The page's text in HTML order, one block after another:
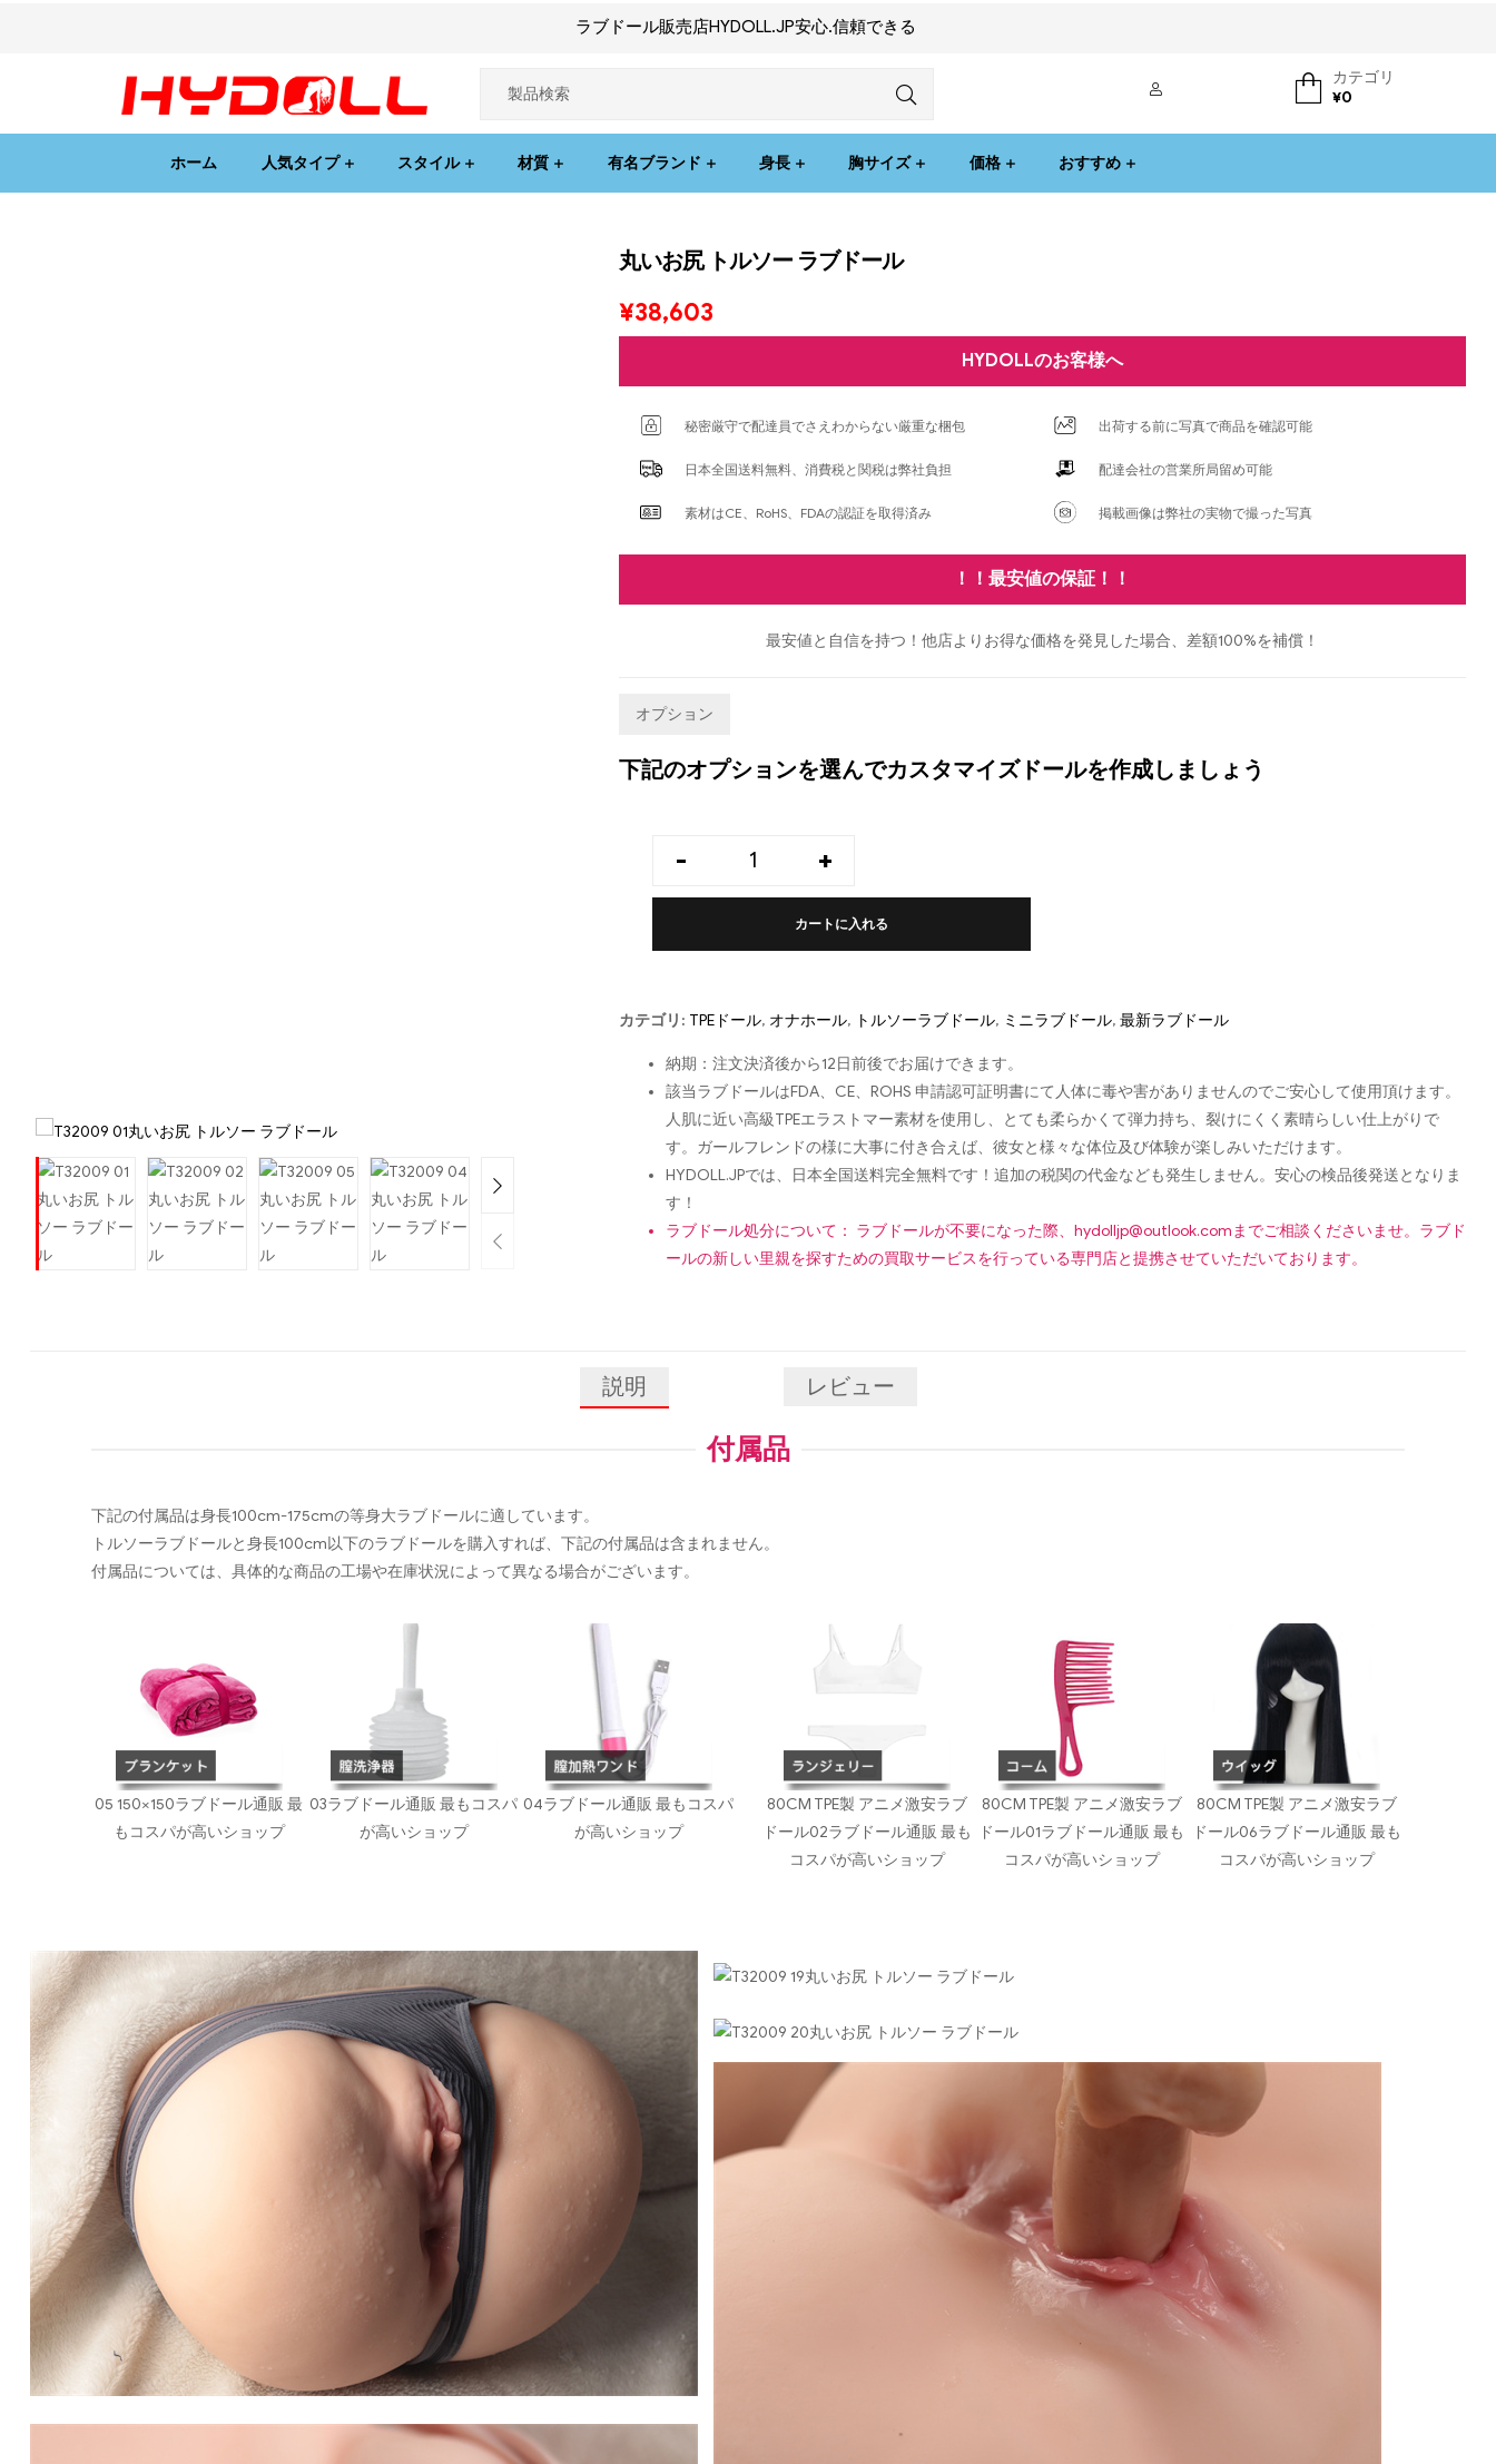
ラブドール販売店HYDOLL.JP安心.信頼できる
カテゴリ
¥0
ホーム 人気タイプ スタイル 材質 有名ブランド 身長 胸サイズ 価格 おすすめ
丸いお尻 トルソー ラブドール
¥38,603
HYDOLLのお客様へ
秘密厳守で配達員でさえわからない厳重な梱包 出荷する前に写真で商品を確認可能
日本全国送料無料、消費税と関税は弊社負担 配達会社の営業所局留め可能
素材はCE、RoHS、FDAの認証を取得済み 掲載画像は弊社の実物で撮った写真
！！最安値の保証！！
最安値と自信を持つ！他店よりお得な価格を発見した場合、差額100%を補償！
オプション
下記のオプションを選んでカスタマイズドールを作成しましょう
- +
カートに入れる
カテゴリ: TPEドール, オナホール, トルソーラブドール, ミニラブドール, 最新ラブドール
納期：注文決済後から12日前後でお届けできます。
該当ラブドールはFDA、CE、ROHS 申請認可証明書にて人体に毒や害がありませんのでご安心して使用頂けます。
人肌に近い高級TPEエラストマー素材を使用し、とても柔らかくて弾力持ち、裂けにくく素晴らしい仕上がりで
す。ガールフレンドの様に大事に付き合えば、彼女と様々な体位及び体験が楽しみいただけます。
HYDOLL.JPでは、日本全国送料完全無料です！追加の税関の代金なども発生しません。安心の検品後発送となりま
す！
ラブドール処分について： ラブドールが不要になった際、 hydolljp@outlook.comまでご相談くださいませ。ラブド
ールの新しい里親を探すための買取サービスを行っている専門店と提携させていただいております。
説明 レビュー
付属品
下記の付属品は身長100cm-175cmの等身大ラブドールに適しています。
トルソーラブドールと身長100cm以下のラブドールを購入すれば、下記の付属品は含まれません。
付属品については、具体的な商品の工場や在庫状況によって異なる場合がございます。
05 150×150ラブドール通販 最
もコスパが高いショップ
03ラブドール通販 最もコスパ
が高いショップ
04ラブドール通販 最もコスパ
が高いショップ
80CM TPE製 アニメ激安ラブ
ドール02ラブドール通販 最も
コスパが高いショップ
80CM TPE製 アニメ激安ラブ
ドール01ラブドール通販 最も
コスパが高いショップ
80CM TPE製 アニメ激安ラブ
ドール06ラブドール通販 最も
コスパが高いショップ